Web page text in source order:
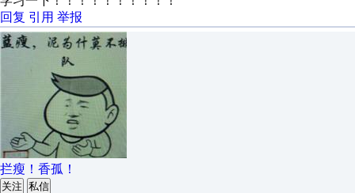
回复 引用 举报
拦瘦！香孤！
关注 私信